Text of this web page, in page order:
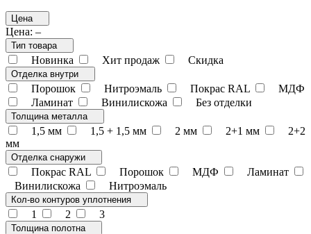
Цена
Цена: –
Тип товара
Новинка Хит продаж Скидка
Отделка внутри
Порошок Нитроэмаль Покрас RAL
МДФ
Ламинат
Винилискожа Без отделки
Толщина металла
1,5 мм 1,5 + 1,5 мм 2 мм 2+1 мм
2+2
мм
Отделка снаружи
Покрас RAL Порошок МДФ
Ламинат
Винилискожа
Нитроэмаль
Кол-во контуров уплотнения
1 2 3
Толщина полотна